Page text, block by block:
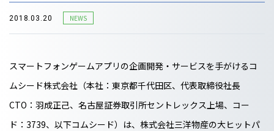
2018.03.20 NEWS
スマートフォンゲームアプリの企画開発・サービスを手がけるコ
ムシード株式会社（本社：東京都千代田区、代表取締役社長
CTO：羽成正己、名古屋証券取引所セントレックス上場、コー
ド：3739、以下コムシード）は、株式会社三洋物産の大ヒットパ